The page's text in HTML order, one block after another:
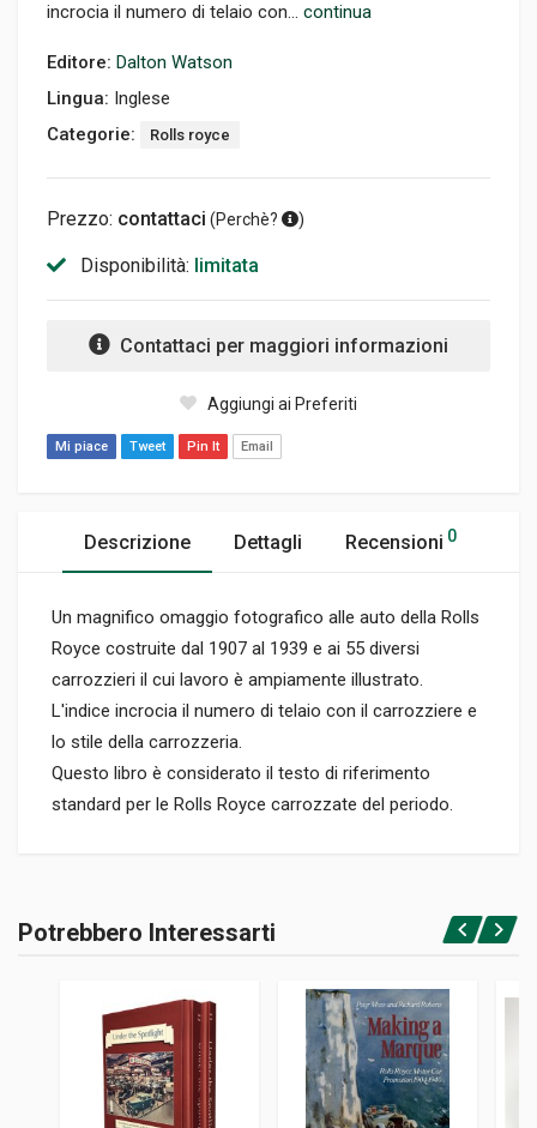
incrocia il numero di telaio con... continua
Editore: Dalton Watson
Lingua: Inglese
Categorie:
Rolls royce
Prezzo: contattaci (Perchè? )
Disponibilità: limitata
Contattaci per maggiori informazioni
Aggiungi ai Preferiti
Mi piace Tweet Pin It Email
Descrizione Dettagli Recensioni 0
Un magnifico omaggio fotografico alle auto della Rolls
Royce costruite dal 1907 al 1939 e ai 55 diversi
carrozzieri il cui lavoro è ampiamente illustrato.
L'indice incrocia il numero di telaio con il carrozziere e
lo stile della carrozzeria.
Questo libro è considerato il testo di riferimento
standard per le Rolls Royce carrozzate del periodo.
Rilegato
Dalton Watson
LINGUA DEL TESTO
Accedi o registrati
Potrebbero Interessarti